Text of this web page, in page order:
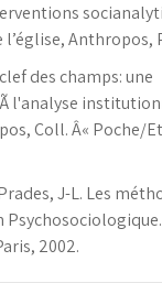
l’église, Anthropos,
des champs: une
l'analyse
Coll. Â« Poche/
J-L. Les
2002.